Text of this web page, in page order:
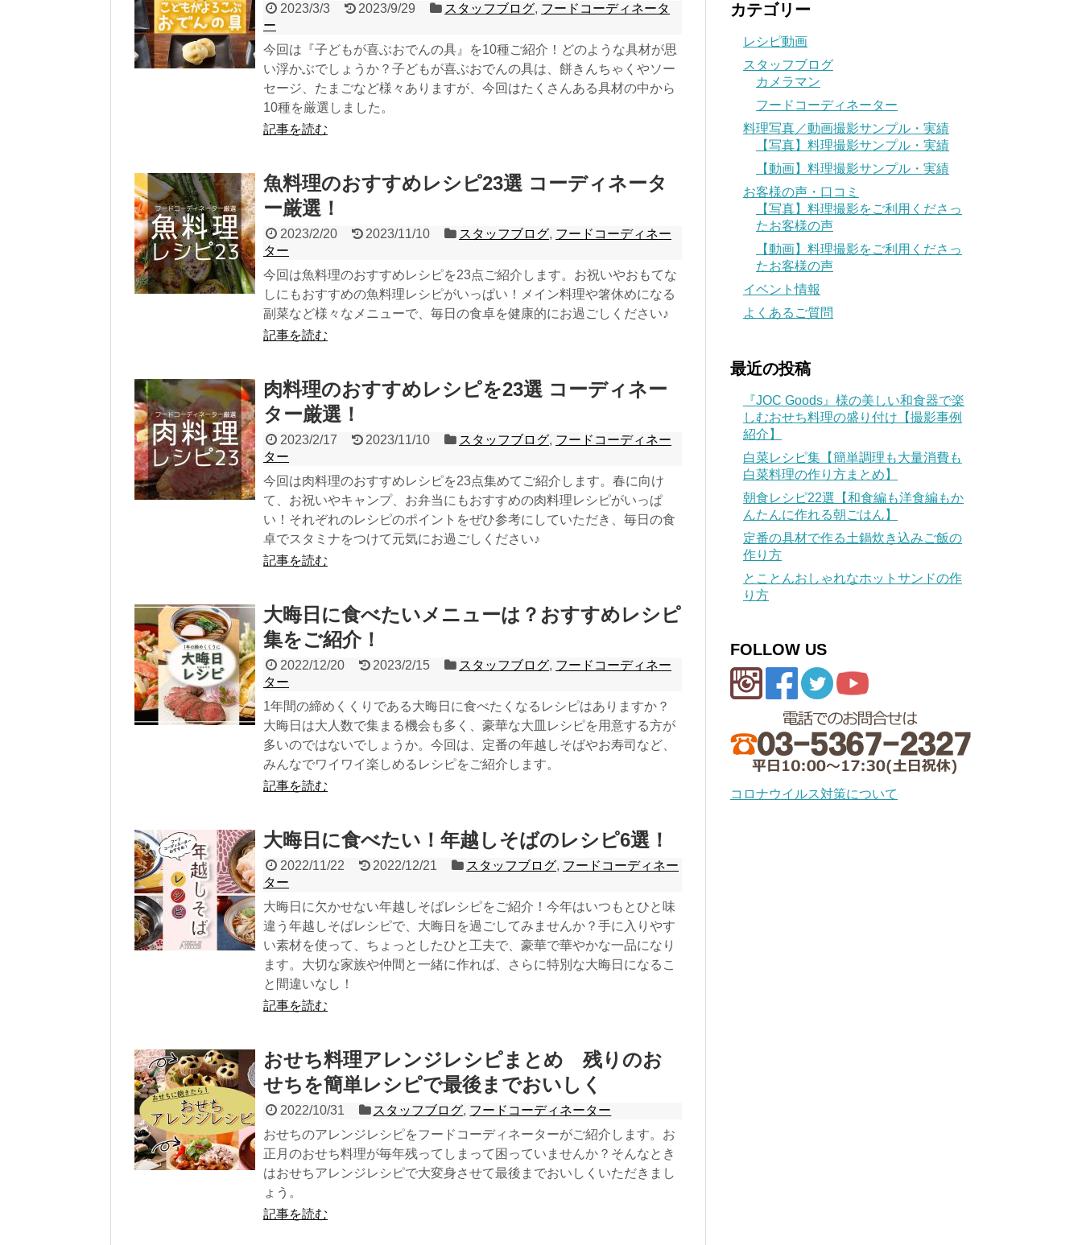
2023/3/3 2023/9/29 スタッフブログ, フードコーディネータ
ー
今回は『子どもが喜ぶおでんの具』を10種ご紹介！どのような具材が思
い浮かぶでしょうか？子どもが喜ぶおでんの具は、餅きんちゃくやソー
セージ、たまごなど様々ありますが、今回はたくさんある具材の中から
10種を厳選しました。
記事を読む
魚料理のおすすめレシピ23選 コーディネータ
ー厳選！
2023/2/20 2023/11/10 スタッフブログ, フードコーディネー
ター
今回は魚料理のおすすめレシピを23点ご紹介します。お祝いやおもてな
しにもおすすめの魚料理レシピがいっぱい！メイン料理や箸休めになる
副菜など様々なメニューで、毎日の食卓を健康的にお過ごしください♪
記事を読む
肉料理のおすすめレシピを23選 コーディネー
ター厳選！
2023/2/17 2023/11/10 スタッフブログ, フードコーディネー
ター
今回は肉料理のおすすめレシピを23点集めてご紹介します。春に向け
て、お祝いやキャンプ、お弁当にもおすすめの肉料理レシピがいっぱ
い！それぞれのレシピのポイントをぜひ参考にしていただき、毎日の食
卓でスタミナをつけて元気にお過ごしください♪
記事を読む
大晦日に食べたいメニューは？おすすめレシピ
集をご紹介！
2022/12/20 2023/2/15 スタッフブログ, フードコーディネー
ター
1年間の締めくくりである大晦日に食べたくなるレシピはありますか？
大晦日は大人数で集まる機会も多く、豪華な大皿レシピを用意する方が
多いのではないでしょうか。今回は、定番の年越しそばやお寿司など、
みんなでワイワイ楽しめるレシピをご紹介します。
記事を読む
大晦日に食べたい！年越しそばのレシピ6選！
2022/11/22 2022/12/21 スタッフブログ, フードコーディネー
ター
大晦日に欠かせない年越しそばレシピをご紹介！今年はいつもとひと味
違う年越しそばレシピで、大晦日を過ごしてみませんか？手に入りやす
い素材を使って、ちょっとしたひと工夫で、豪華で華やかな一品になり
ます。大切な家族や仲間と一緒に作れば、さらに特別な大晦日になるこ
と間違いなし！
記事を読む
おせち料理アレンジレシピまとめ 残りのお
せちを簡単レシピで最後までおいしく
2022/10/31 スタッフブログ, フードコーディネーター
おせちのアレンジレシピをフードコーディネーターがご紹介します。お
正月のおせち料理が毎年残ってしまって困っていませんか？そんなとき
はおせちアレンジレシピで大変身させて最後までおいしくいただきまし
ょう。
記事を読む
カテゴリー
レシピ動画
スタッフブログ
カメラマン
フードコーディネーター
料理写真／動画撮影サンプル・実績
【写真】料理撮影サンプル・実績
【動画】料理撮影サンプル・実績
お客様の声・口コミ
【写真】料理撮影をご利用くださっ
たお客様の声
【動画】料理撮影をご利用くださっ
たお客様の声
イベント情報
よくあるご質問
最近の投稿
『JOC Goods』様の美しい和食器で楽
しむおせち料理の盛り付け【撮影事例
紹介】
白菜レシピ集【簡単調理も大量消費も
白菜料理の作り方まとめ】
朝食レシピ22選【和食編も洋食編もか
んたんに作れる朝ごはん】
定番の具材で作る土鍋炊き込みご飯の
作り方
とことんおしゃれなホットサンドの作
り方
FOLLOW US
コロナウイルス対策について